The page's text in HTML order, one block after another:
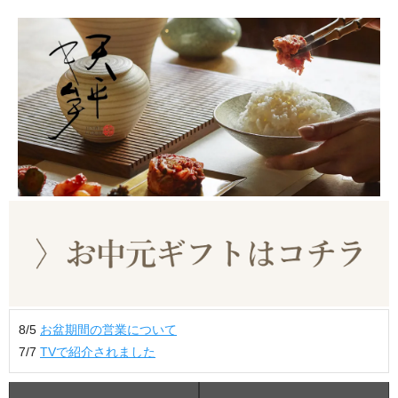
8/5 お盆期間の営業について
7/7 TVで紹介されました